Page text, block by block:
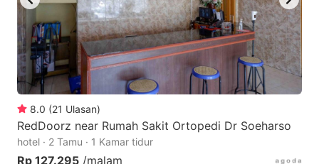
8.0 (21 Ulasan)
RedDoorz near Rumah Sakit Ortopedi Dr Soeharso
hotel · 2 Tamu · 1 Kamar tidur
Rp 127.295 /malam